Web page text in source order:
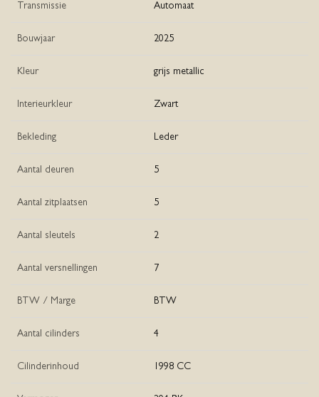
Transmissie Automaat
Bouwjaar 2025
Kleur grijs metallic
Interieurkleur Zwart
Bekleding Leder
Aantal deuren 5
Aantal zitplaatsen 5
Aantal sleutels 2
Aantal versnellingen 7
BTW / Marge BTW
Aantal cilinders 4
Cilinderinhoud 1998 CC